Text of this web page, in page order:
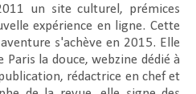
un site culturel, prémices
expérience en ligne. Cette
s'achève en 2015. Elle
la douce, webzine dédié à
rédactrice en chef et